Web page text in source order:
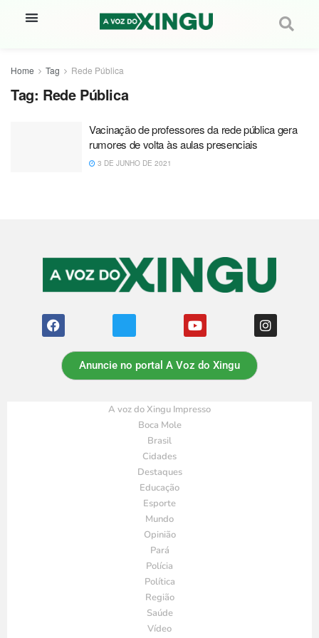
Home Tag Rede Pública
Tag: Rede Pública
Vacinação de professores da rede pública gera
rumores de volta às aulas presenciais
3 DE JUNHO DE 2021
Anuncie no portal A Voz do Xingu
A voz do Xingu Impresso
Boca Mole
Brasil
Cidades
Destaques
Educação
Esporte
Mundo
Opinião
Pará
Polícia
Política
Região
Saúde
Vídeo